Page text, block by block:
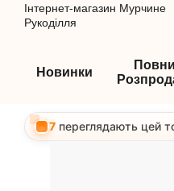
Новинки
7 переглядають цей